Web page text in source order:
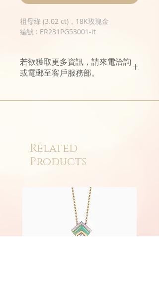
祖母綠 (3.02 ct)，18K玫瑰金
編號 : ER231PG53001-it
若欲獲取更多資訊，請來電洽詢
或電郵至客戶服務部。
Related
Products